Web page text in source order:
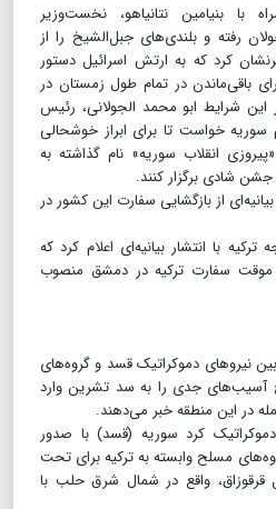
با بنیامین نتانیاهو، نخست‌وزیر
رفته و بلندی‌های جبل‌الشیخ را از
کرد که به ارتش اسرائیل دستور
باقی‌ماندن در تمام طول زمستان در
این شرایط ابو محمد الجولانی، رئیس
سوریه خواست تا برای ابراز خوشحالی
انقلاب سوریه» نام گذاشته به
جشن شادی برگزار کنند.
از بازگشایی سفارت این کشور در
با انتشار بیانیه‌ای اعلام کرد که
موقت سفارت ترکیه در دمشق منصوب
نیروهای دموکراتیک قسد و گروه‌های
آسیب‌های جدی را به سد تشرین وارد
در این منطقه خبر می‌دهند.
کرد سوریه (قسد) با صدور
مسلح وابسته به ترکیه برای تحت
واقع در شمال شرق حلب با